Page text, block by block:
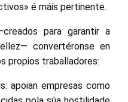
é máis pertinente.
para garantir a
convertéronse en
propios traballadores:
apoian empresas como